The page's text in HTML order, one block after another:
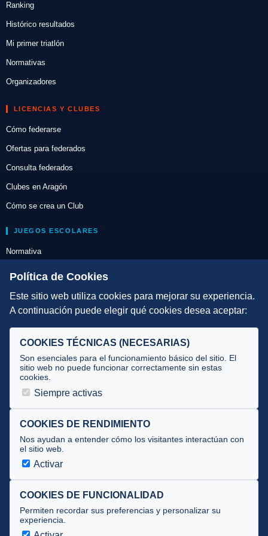
Ranking
Histórico resultados
Mi primer triatlón
Normativas
Organizadores
LICENCIAS Y CLUBES
Cómo federarse
Ofertas para federados
Consulta federados
Clubes en Aragón
Cómo se crea un Club
JUEGOS ESCOLARES
Normativa
Escuelas de Triatlón
DIRECCIÓN TÉCNICA
Selecciones
Tecnificación
JUECES Y OFICIALES
Documentos
Cursos
Circulares oficiales
Convocatorias y Equipaciones
Av. José Atarés 101, semisótano. 50018 Zaragoza
Política de Cookies
Este sitio web utiliza cookies para mejorar su experiencia.
A continuación puede elegir qué cookies desea aceptar:
COOKIES TÉCNICAS (NECESARIAS)
Son esenciales para el funcionamiento básico del sitio. El
sitio web no puede funcionar correctamente sin estas
cookies.
Siempre activas
COOKIES DE RENDIMIENTO
Nos ayudan a entender cómo los visitantes interactúan con
el sitio web.
Activar
COOKIES DE FUNCIONALIDAD
Permiten recordar sus preferencias y personalizar su
experiencia.